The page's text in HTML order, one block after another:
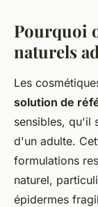
Pourquoi
naturels
Les
solution de
sensibles, qu'il
d'un adulte.
formulations
naturel,
épidermes